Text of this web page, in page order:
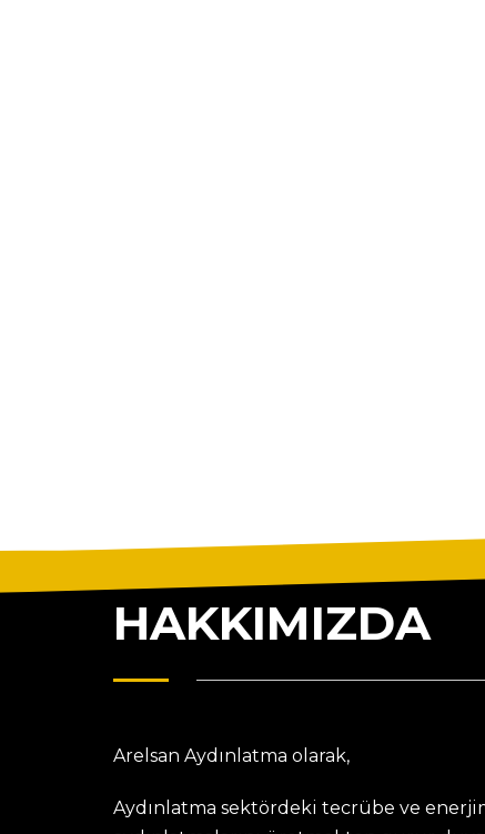
HAKKIMIZDA
Arelsan Aydınlatma olarak,
Aydınlatma sektördeki tecrübe ve